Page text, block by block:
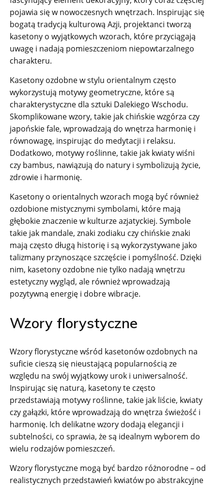
pojawia się w nowoczesnych wnętrzach. Inspirując się
bogatą tradycją kulturową Azji, projektanci tworzą
kasetony o wyjątkowych wzorach, które przyciągają
uwagę i nadają pomieszczeniom niepowtarzalnego
charakteru.
Kasetony ozdobne w stylu orientalnym często
wykorzystują motywy geometryczne, które są
charakterystyczne dla sztuki Dalekiego Wschodu.
Skomplikowane wzory, takie jak chińskie wzgórza czy
japońskie fale, wprowadzają do wnętrza harmonię i
równowagę, inspirując do medytacji i relaksu.
Dodatkowo, motywy roślinne, takie jak kwiaty wiśni
czy bambus, nawiązują do natury i symbolizują życie,
zdrowie i harmonię.
Kasetony o orientalnych wzorach mogą być również
ozdobione mistycznymi symbolami, które mają
głębokie znaczenie w kulturze azjatyckiej. Symbole
takie jak mandale, znaki zodiaku czy chińskie znaki
mają często długą historię i są wykorzystywane jako
talizmany przynoszące szczęście i pomyślność. Dzięki
nim, kasetony ozdobne nie tylko nadają wnętrzu
estetyczny wygląd, ale również wprowadzają
pozytywną energię i dobre wibracje.
Wzory florystyczne
Wzory florystyczne wśród kasetonów ozdobnych na
suficie cieszą się nieustającą popularnością ze
względu na swój wyjątkowy urok i uniwersalność.
Inspirując się naturą, kasetony te często
przedstawiają motywy roślinne, takie jak liście, kwiaty
czy gałązki, które wprowadzają do wnętrza świeżość i
harmonię. Ich delikatne wzory dodają elegancji i
subtelności, co sprawia, że są idealnym wyborem do
wielu rodzajów pomieszczeń.
Wzory florystyczne mogą być bardzo różnorodne – od
realistycznych przedstawień kwiatów po abstrakcyjne